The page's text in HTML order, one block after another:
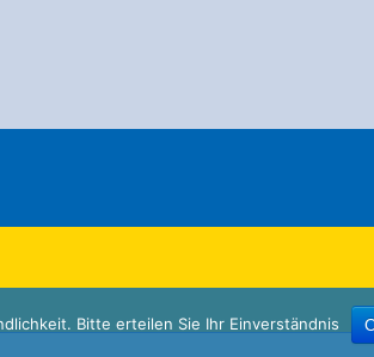
Bitte erteilen Sie Ihr Einverständnis